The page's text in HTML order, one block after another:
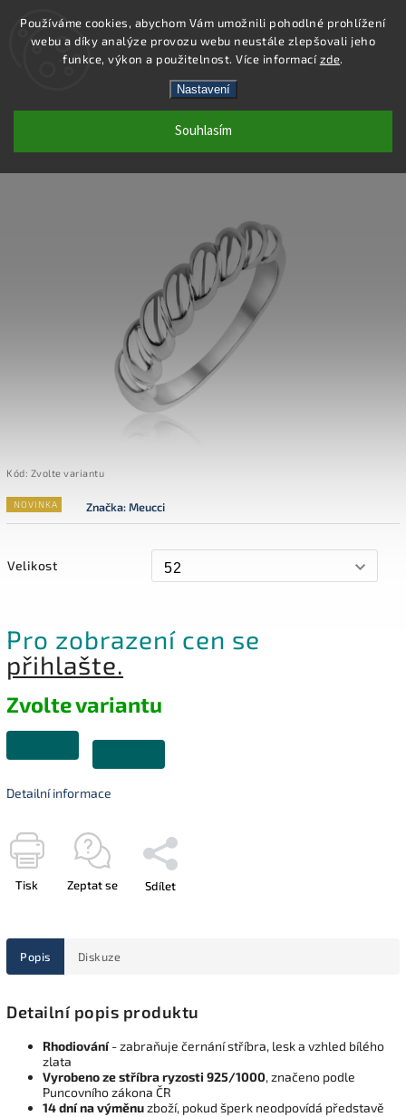
Používáme cookies, abychom Vám umožnili pohodlné prohlížení
webu a díky analýze provozu webu neustále zlepšovali jeho
funkce, výkon a použitelnost. Více informacízde.
Nastavení
Souhlasím
Hledat
SR190 - PRSTEN AG 925/1000
Kód: Zvolte variantu
NOVINKA Značka:Meucci
Velikost
Pro zobrazení cen se
přihlašte.
Zvolte variantu
Detailní informace
Tisk Zeptat se Sdílet
Popis Diskuze
Detailní popis produktu
Rhodiování- zabraňuje černání stříbra, lesk a vzhled bílého
zlata
Vyrobeno ze stříbra ryzosti 925/1000, značeno podle
Puncovního zákona ČR
14 dní na výměnuzboží, pokud šperk neodpovídá představě